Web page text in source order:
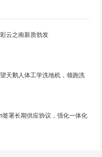
云之南新质勃发
天鹅人体工学洗地机，领跑洗
署长期供应协议，强化一体化